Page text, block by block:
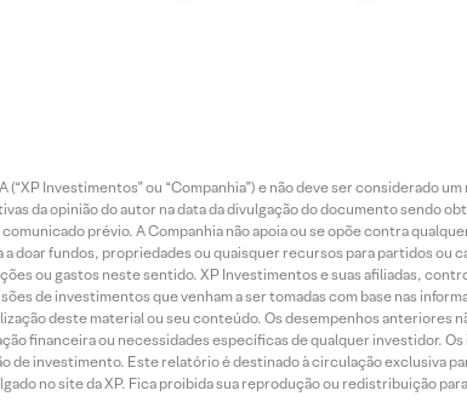
Investimentos” ou “Companhia”) e não deve ser considerado
da opinião do autor na data da divulgação do documento sendo
prévio. A Companhia não apoia ou se opõe contra
doar fundos, propriedades ou quaisquer recursos para partidos
ou gastos neste sentido. XP Investimentos e suas afiliadas,
de investimentos que venham a ser tomadas com base nas
deste material ou seu conteúdo. Os desempenhos
financeira ou necessidades específicas de qualquer investidor.
de investimento. Este relatório é destinado à circulação exclusiva
no site da XP. Fica proibida sua reprodução ou redistribuição